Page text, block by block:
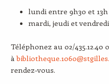
lundi entre 9h30 et 13h
mardi, jeudi et
Téléphonez au 02/
à
rendez-vous.